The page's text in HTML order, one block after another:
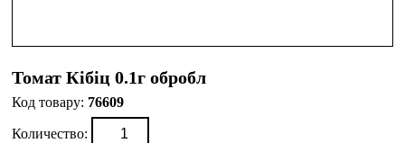
Томат Кібіц 0.1г обробл
76609
Количество: